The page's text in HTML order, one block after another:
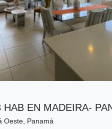
HAB EN MADEIRA-
Oeste, Panamá